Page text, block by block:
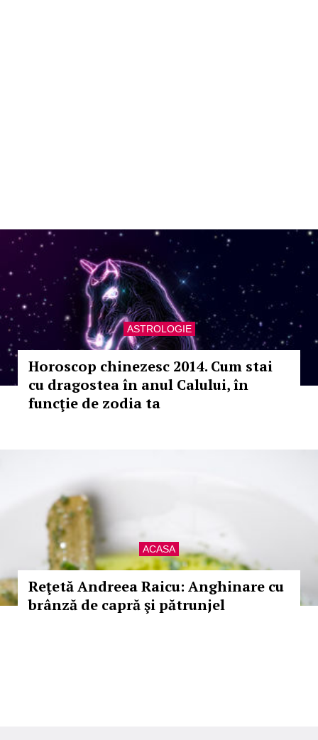
ASTROLOGIE
Horoscop chinezesc 2014. Cum stai
cu dragostea în anul Calului, în
funcţie de zodia ta
ACASA
Reţetă Andreea Raicu: Anghinare cu
brânză de capră şi pătrunjel